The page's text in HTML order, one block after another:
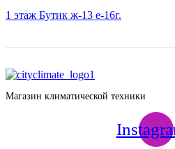
1 этаж Бутик ж-13 е-16г.
Магазин климатической техники